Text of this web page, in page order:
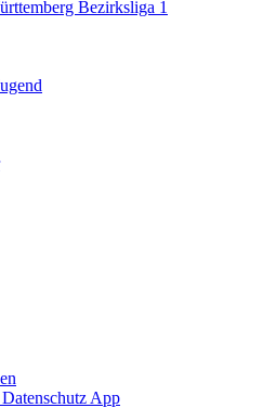
Bezirksliga 1
App